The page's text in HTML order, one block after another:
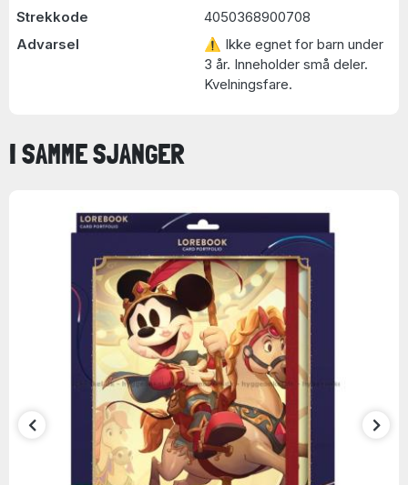
Strekkode
4050368900708
Advarsel
⚠ Ikke egnet for barn under
3 år. Inneholder små deler.
Kvelningsfare.
I SAMME SJANGER